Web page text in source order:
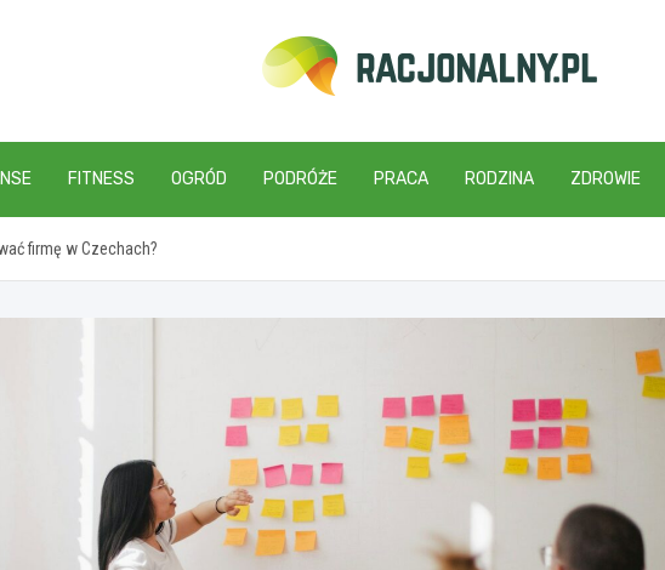
racjonalny.pl
FITNESS OGRÓD PODRÓŻE PRACA RODZINA ZDROWIE
firmę w Czechach?